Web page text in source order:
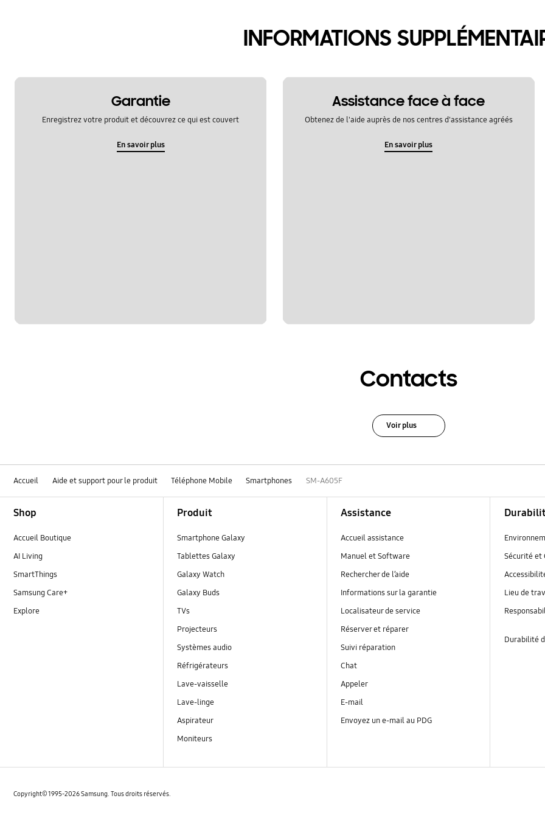
sns
INFORMATIONS
Garantie
Enregistrez votre produit et découvrez ce qui est couvert
En savoir plus
Assistance face à face
Obtenez de l'aide auprès de nos centres d'assistance agréés
En savoir plus
Contacts
Voir plus
Accueil Aide et support pour le produit Téléphone Mobile Smartphones SM-A605F
Shop
Accueil Boutique
AI Living
SmartThings
Samsung Care+
Explore
Produit
Smartphone Galaxy
Tablettes Galaxy
Galaxy Watch
Galaxy Buds
TVs
Projecteurs
Systèmes audio
Réfrigérateurs
Lave-vaisselle
Lave-linge
Aspirateur
Moniteurs
Assistance
Accueil assistance
Manuel et Software
Rechercher de l’aide
Informations sur la garantie
Localisateur de service
Réserver et réparer
Suivi réparation
Chat
Appeler
E-mail
Envoyez un e-mail au PDG
Sécurité et
Lieu de
Durabilité
Copyright© 1995-2026 Samsung. Tous droits réservés.